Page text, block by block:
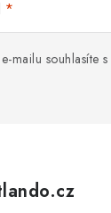
mailu souhlasíte s